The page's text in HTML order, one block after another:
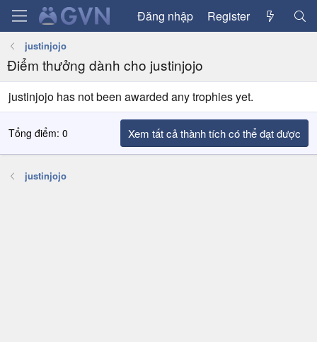
Đăng nhập Register
justinjojo
Điểm thưởng dành cho justinjojo
justinjojo has not been awarded any trophies yet.
Tổng điểm: 0 Xem tất cả thành tích có thể đạt được
justinjojo